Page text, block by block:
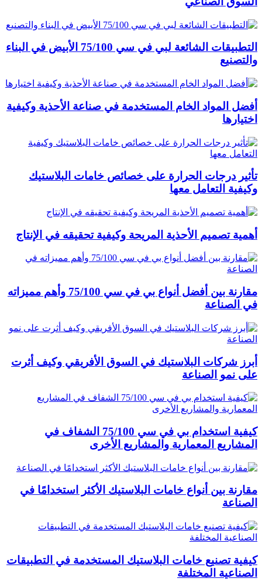
التطبيقات الشائعة لبي في سي 75/100 الأبيض في البناء
والتصنيع
أفضل المواد الخام المستخدمة في صناعة الأحذية وكيفية
اختيارها
تأثير درجات الحرارة على خصائص خامات البلاستيك
وكيفية التعامل معها
أهمية تصميم الأحذية المريحة وكيفية تحقيقه في الإنتاج
مقارنة بين أفضل أنواع بي في سي 75/100 وأهم مميزاته
في الصناعة
أبرز شركات البلاستيك في السوق الأفريقي وكيف أثرت
على نمو الصناعة
كيفية استخدام بي في سي 75/100 الشفاف في
المشاريع المعمارية والمشاريع الأخرى
مقارنة بين أنواع خامات البلاستيك الأكثر استخدامًا في
الصناعة
كيفية تصنيع خامات البلاستيك المستخدمة في التطبيقات
الصناعية المختلفة